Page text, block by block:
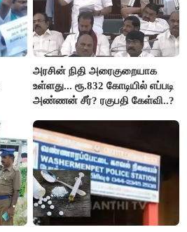
அரசின் நிதி அரைகுறையாக
உள்ளது... ரூ.832 கோடியில் எப்படி
அண்ணன் சீர்? ரகுபதி கேள்வி..?